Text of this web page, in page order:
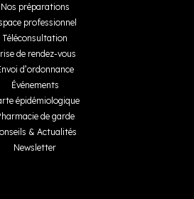
Nos préparations
professionnel
Téléconsultation
de rendez-vous
d’ordonnance
Événements
épidémiologique
de garde
& Actualités
Newsletter